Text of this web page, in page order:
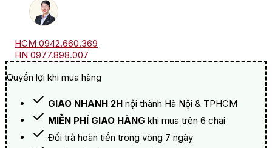
HCM 0942.660.369
HN 0977.898.007
Quyền lợi khi mua hàng
GIAO NHANH 2H nội thành Hà Nội & TPHCM
MIỄN PHÍ GIAO HÀNG khi mua trên 6 chai
Đổi trả hoàn tiền trong vòng 7 ngày